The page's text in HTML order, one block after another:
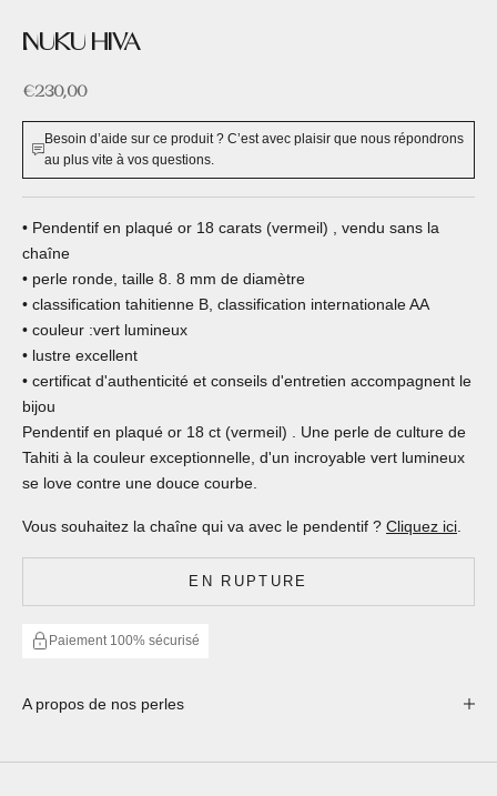
NUKU HIVA
Prix de vente
€230,00
Besoin d’aide sur ce produit ? C’est avec plaisir que nous répondrons
au plus vite à vos questions.
• Pendentif en plaqué or 18 carats (vermeil) , vendu sans la
chaîne
• perle ronde, taille 8. 8 mm de diamètre
• classification tahitienne B, classification internationale AA
• couleur :vert lumineux
• lustre excellent
• certificat d'authenticité et conseils d'entretien accompagnent le
bijou
Pendentif en plaqué or 18 ct (vermeil) . Une perle de culture de
Tahiti à la couleur exceptionnelle, d'un incroyable vert lumineux
se love contre une douce courbe.
Vous souhaitez la chaîne qui va avec le pendentif ? Cliquez ici
EN RUPTURE
Paiement 100% sécurisé
A propos de nos perles